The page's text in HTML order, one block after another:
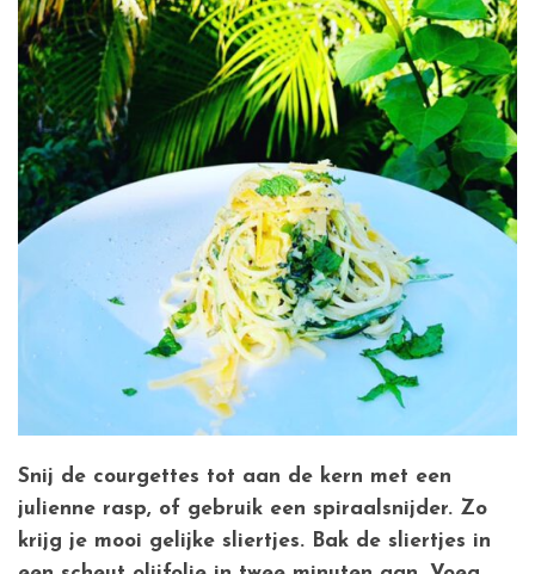
Snij de courgettes tot aan de kern met een
julienne rasp, of gebruik een spiraalsnijder. Zo
krijg je mooi gelijke sliertjes. Bak de sliertjes in